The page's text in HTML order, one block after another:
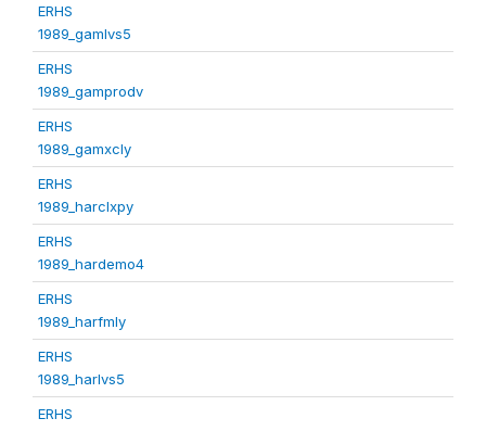
ERHS
1989_gamlvs5
ERHS
1989_gamprodv
ERHS
1989_gamxcly
ERHS
1989_harclxpy
ERHS
1989_hardemo4
ERHS
1989_harfmly
ERHS
1989_harlvs5
ERHS